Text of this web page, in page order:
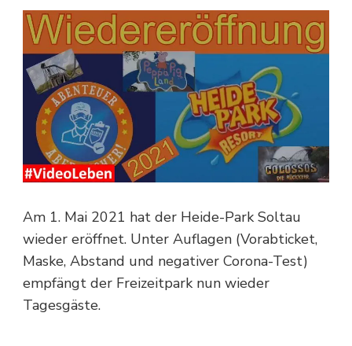
Am 1. Mai 2021 hat der Heide-Park Soltau
wieder eröffnet. Unter Auflagen (Vorabticket,
Maske, Abstand und negativer Corona-Test)
empfängt der Freizeitpark nun wieder
Tagesgäste.